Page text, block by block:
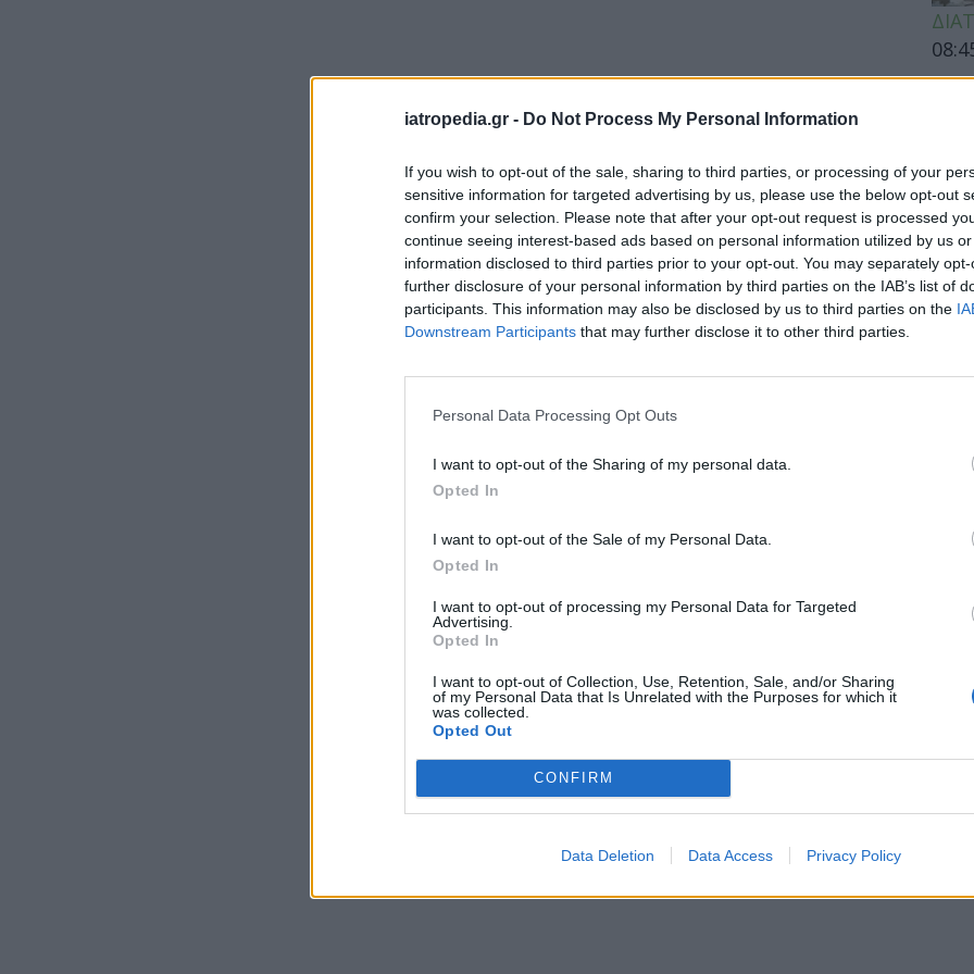
iatropedia.gr - Do Not Process My Personal Information
If you wish to opt-out of the sale, sharing to third parties, or processing of your
sensitive information for targeted advertising by us, please use the below opt-out
confirm your selection. Please note that after your opt-out request is processed
continue seeing interest-based ads based on personal information utilized by us
information disclosed to third parties prior to your opt-out. You may separately
further disclosure of your personal information by third parties on the IAB’s list of
participants. This information may also be disclosed by us to third parties on the
Downstream Participants that may further disclose it to other third parties.
Personal Data Processing Opt Outs
I want to opt-out of the Sharing of my personal data.
Opted In
I want to opt-out of the Sale of my Personal Data.
Opted In
I want to opt-out of processing my Personal Data for Targeted
Advertising.
Opted In
I want to opt-out of Collection, Use, Retention, Sale, and/or Sharing
of my Personal Data that Is Unrelated with the Purposes for which it
was collected.
Opted Out
CONFIRM
Data Deletion Data Access Privacy Policy
για